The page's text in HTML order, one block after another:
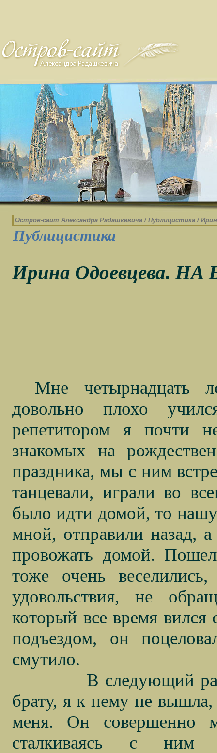
Остров-cайт Александра Радашкевича / Публицистика /
Публицистика
Ирина Одоевцева.
Мне четырнадцать
довольно плохо
репетитором я почти
знакомых на
праздника, мы с ним
танцевали, играли во
было идти домой, то
мной, отправили назад,
провожать домой.
тоже очень
удовольствия, не
который все время
подъездом, он
смутило.
В следующий
брату, я к нему не вышла,
меня. Он совершенно
сталкиваясь с